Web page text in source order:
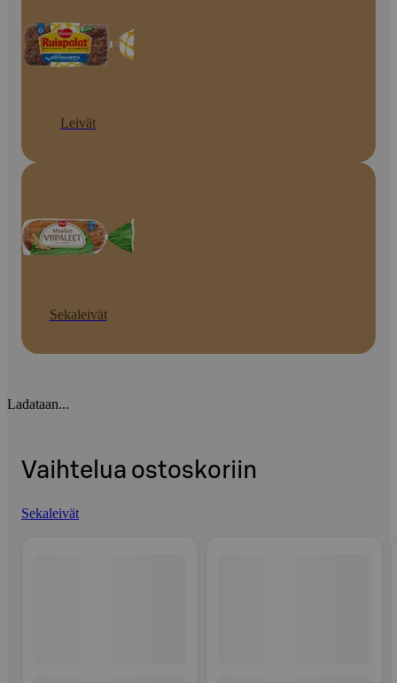
Leivät
Sekaleivät
Ladataan...
Vaihtelua ostoskoriin
Sekaleivät